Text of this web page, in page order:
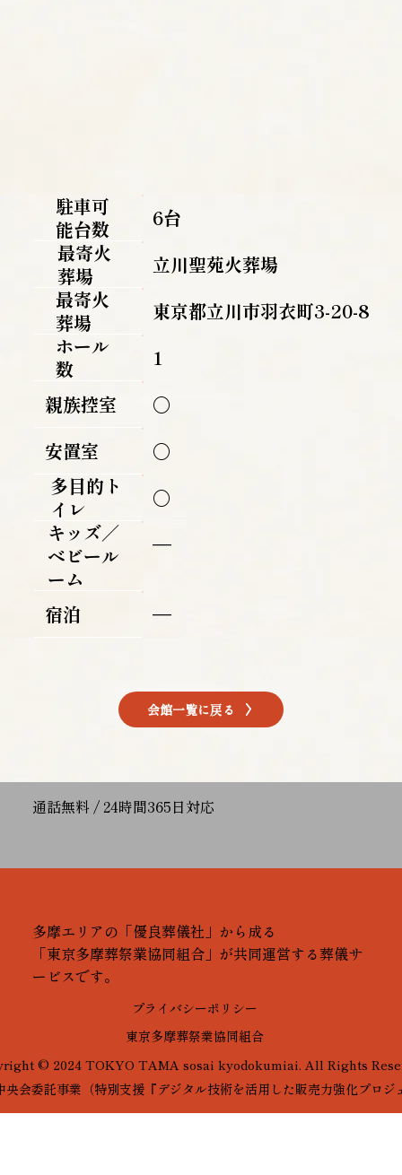
駐車可
能台数
6台
最寄火
葬場
立川聖苑火葬場
最寄火
葬場
東京都立川市羽衣町3-20-8
ホール
数
1
親族控室
〇
安置室
〇
多目的ト
イレ
〇
キッズ／
ベビール
ーム
―
宿泊 ―
会館一覧に戻る
通話無料 / 24時間365日対応
多摩エリアの「優良葬儀社」から成る
「東京多摩葬祭業協同組合」が共同運営する葬儀サ
ービスです。
プライバシーポリシー
東京多摩葬祭業協同組合
© 2024 TOKYO TAMA sosai kyodokumiai. All Rights
央会委託事業（特別支援『デジタル技術を活用した販売力強化プロジ